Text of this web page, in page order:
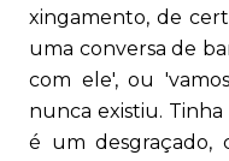
xingamento, de
uma conversa de
com ele', ou
nunca existiu. Tinha
é um desgraçado,